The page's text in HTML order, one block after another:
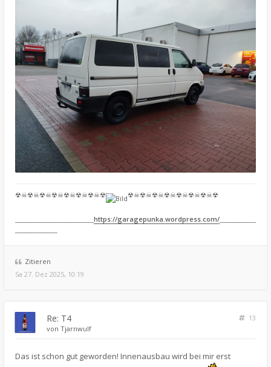
☢☠☢☠☢☠☢☠☢☠☢☠☢☠☢ ☢☠☢☠☢☠☢☠☢☠☢☠☢☠☢
https://garagepunka.wordpress.com/
Zitieren
Sa 27. Dez 2025, 10:19
Re: T4
13
von Tjarnwulf
Das ist schon gut geworden! Innenausbau wird bei mir erst